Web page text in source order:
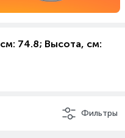
74.8; Высота, см:
Фильтры